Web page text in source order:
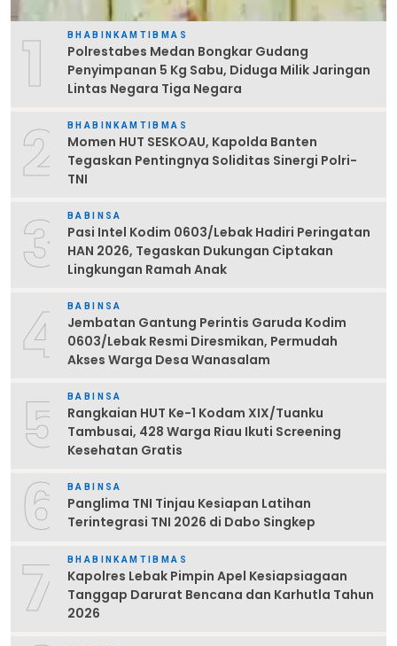
1 BHABINKAMTIBMAS
Polrestabes Medan Bongkar Gudang
Penyimpanan 5 Kg Sabu, Diduga Milik Jaringan
Lintas Negara Tiga Negara
2 BHABINKAMTIBMAS
Momen HUT SESKOAU, Kapolda Banten
Tegaskan Pentingnya Soliditas Sinergi Polri-
TNI
3 BABINSA
Pasi Intel Kodim 0603/Lebak Hadiri Peringatan
HAN 2026, Tegaskan Dukungan Ciptakan
Lingkungan Ramah Anak
4 BABINSA
Jembatan Gantung Perintis Garuda Kodim
0603/Lebak Resmi Diresmikan, Permudah
Akses Warga Desa Wanasalam
5 BABINSA
Rangkaian HUT Ke-1 Kodam XIX/Tuanku
Tambusai, 428 Warga Riau Ikuti Screening
Kesehatan Gratis
6 BABINSA
Panglima TNI Tinjau Kesiapan Latihan
Terintegrasi TNI 2026 di Dabo Singkep
7 BHABINKAMTIBMAS
Kapolres Lebak Pimpin Apel Kesiapsiagaan
Tanggap Darurat Bencana dan Karhutla Tahun
2026